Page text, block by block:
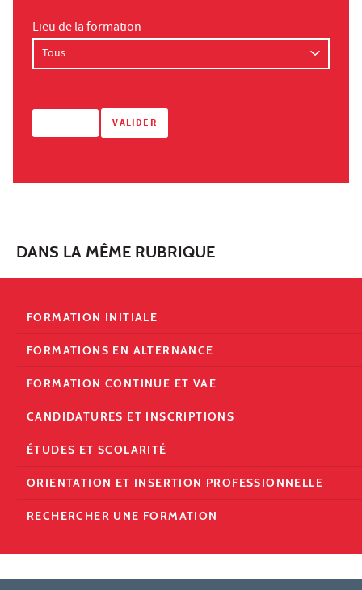
Lieu de la formation
DANS LA MÊME RUBRIQUE
FORMATION INITIALE
FORMATIONS EN ALTERNANCE
FORMATION CONTINUE ET VAE
CANDIDATURES ET INSCRIPTIONS
ÉTUDES ET SCOLARITÉ
ORIENTATION ET INSERTION PROFESSIONNELLE
RECHERCHER UNE FORMATION